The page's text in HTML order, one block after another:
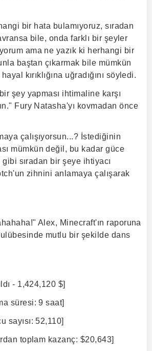
bir hata bulamıyoruz, sıradan
bile, onda farklı bir şeyler
ama ne yazık ki herhangi bir
baştan çıkarmak bile mümkün
kırıklığına uğradığını söyledi.
şey yapması ihtimaline karşı
Fury Natasha'yı kovmadan önce
çalışıyorsun...? İstediğinin
mümkün değil, bu kadar güce
sıradan bir şeye ihtiyacı
zihnini anlamaya çalışarak
Alex, Minecraft'ın raporuna
mutlu bir şekilde dans
- 1,424,120 $]
süresi: 9 saat]
sayısı: 52,110]
toplam kazanç: $20,643]